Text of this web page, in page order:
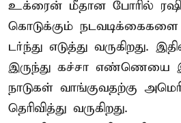
உக்ரைன் மீதான போரில்
கொடுக்கும்
டர்ந்து எடுத்து வருகிறது.
இருந்து கச்சா எண்ணெயை
நாடுகள் வாங்குவதற்கு
தெரிவித்து வருகிறது.